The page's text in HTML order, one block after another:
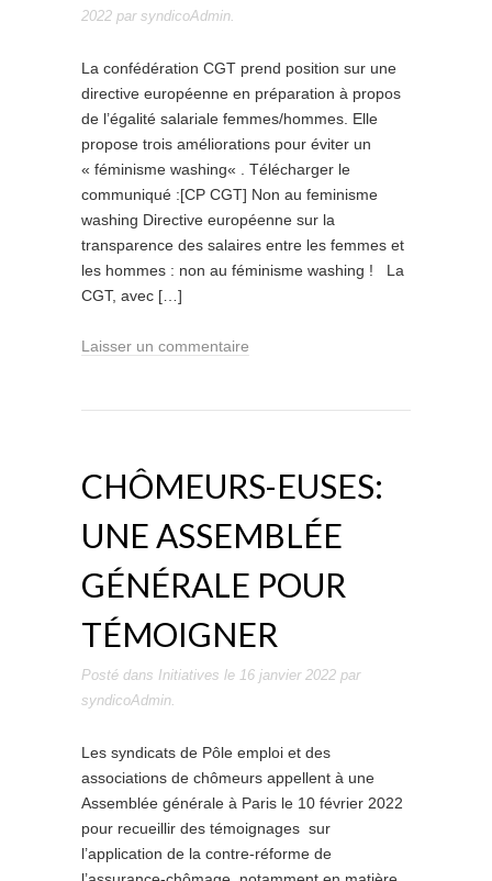
2022 par syndicoAdmin.
La confédération CGT prend position sur une
directive européenne en préparation à propos
de l’égalité salariale femmes/hommes. Elle
propose trois améliorations pour éviter un
« féminisme washing« . Télécharger le
communiqué :[CP CGT] Non au feminisme
washing Directive européenne sur la
transparence des salaires entre les femmes et
les hommes : non au féminisme washing ! La
CGT, avec […]
Laisser un commentaire
CHÔMEURS-EUSES:
UNE ASSEMBLÉE
GÉNÉRALE POUR
TÉMOIGNER
Posté dans Initiatives le 16 janvier 2022 par
syndicoAdmin.
Les syndicats de Pôle emploi et des
associations de chômeurs appellent à une
Assemblée générale à Paris le 10 février 2022
pour recueillir des témoignages sur
l’application de la contre-réforme de